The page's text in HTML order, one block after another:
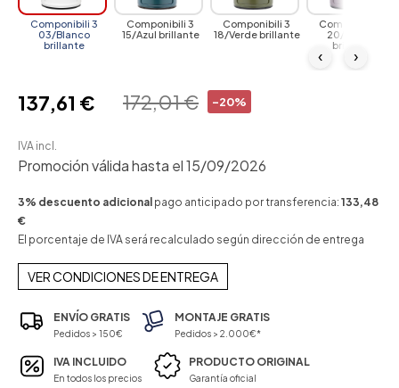
Componibili 3
03/Blanco
brillante
Componibili 3
15/Azul brillante
Componibili 3
18/Verde brillante
Componibili 3
20/Violeta
brillante
‹ ›
-20%
172,01 €
137,61 €
IVA incl.
Promoción válida hasta el 15/09/2026
3% descuento adicional pago anticipado por transferencia: 133,48
€
El porcentaje de IVA será recalculado según dirección de entrega
VER CONDICIONES DE ENTREGA
ENVÍO GRATIS
Pedidos > 150€
MONTAJE GRATIS
Pedidos > 2.000€*
IVA INCLUIDO
En todos los precios
PRODUCTO ORIGINAL
Garantía oficial